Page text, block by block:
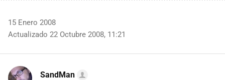
15 Enero 2008
Actualizado 22 Octubre 2008, 11:21
SandMan